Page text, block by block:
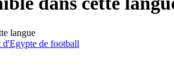
langue
d'Egypte de football